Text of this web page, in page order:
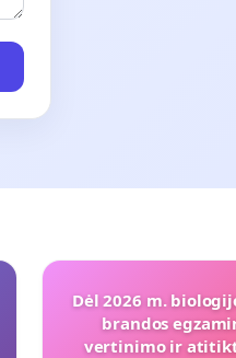
Dėl 2026 m.
brandos
vertinimo ir